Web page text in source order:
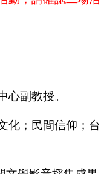
心副教授。
化；民間信仰；台